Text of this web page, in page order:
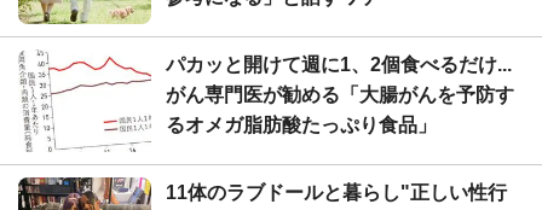
パカッと開けて週に1、2個食べるだけ...
がん専門医が勧める「大腸がんを予防す
るオメガ脂肪酸たっぷり食品」
11体のラブドールと暮らし"正しい性行